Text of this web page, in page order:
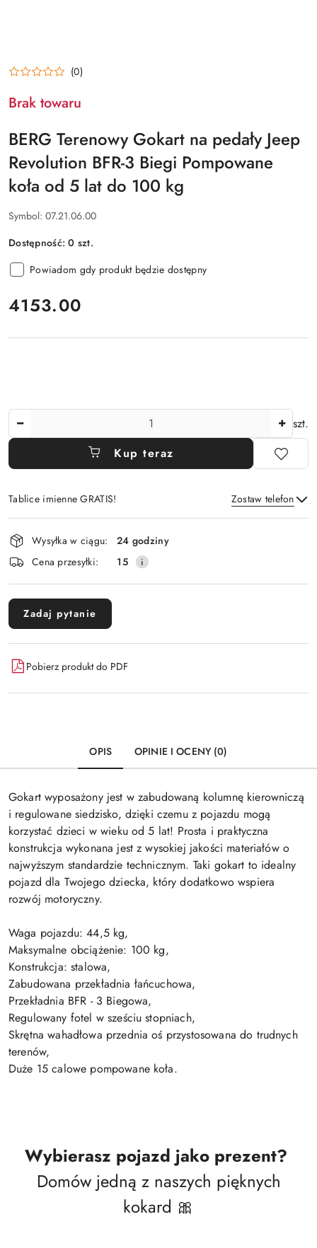
(0)
Brak towaru
BERG Terenowy Gokart na pedały Jeep
Revolution BFR-3 Biegi Pompowane
koła od 5 lat do 100 kg
Symbol: 07.21.06.00
Dostępność:0 szt.
Powiadom gdy produkt będzie dostępny
cena:
4153.00
szt.
Kup teraz
Tablice imienne GRATIS! Zostaw telefon
Wyślij
Dostępność
i
dostawa
Wysyłka w ciągu:
24 godziny
Cena przesyłki:
15
Zadaj pytanie
Pobierz produkt do PDF
OPIS OPINIE I OCENY (0)
Gokart wyposażony jest w zabudowaną kolumnę kierowniczą
i regulowane siedzisko, dzięki czemu z pojazdu mogą
korzystać dzieci w wieku od 5 lat! Prosta i praktyczna
konstrukcja wykonana jest z wysokiej jakości materiałów o
najwyższym standardzie technicznym. Taki gokart to idealny
pojazd dla Twojego dziecka, który dodatkowo wspiera
rozwój motoryczny.
Waga pojazdu: 44,5 kg,
Maksymalne obciążenie: 100 kg,
Konstrukcja: stalowa,
Zabudowana przekładnia łańcuchowa,
Przekładnia BFR - 3 Biegowa,
Regulowany fotel w sześciu stopniach,
Skrętna wahadłowa przednia oś przystosowana do trudnych
terenów,
Duże 15 calowe pompowane koła.
Wybierasz pojazd jako prezent?
Domów jedną z naszych pięknych
kokard 🎀